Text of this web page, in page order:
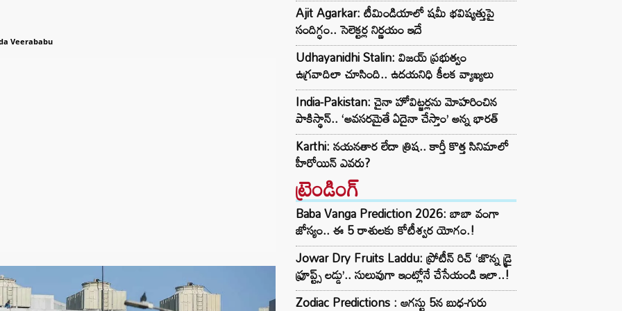
Veerababu
Ajit Agarkar: టీమిండియాలో షమీ భవిష్యత్తుపై
సందిగ్ధం.. సెలెక్టర్ల నిర్ణయం ఇదే
Udhayanidhi Stalin: విజయ్ ప్రభుత్వం
ఉగ్రవాదిలా చూసింది.. ఉదయనిధి కీలక వ్యాఖ్యలు
India-Pakistan: చైనా హోవిట్జర్లను మోహరించిన
పాకిస్థాన్.. ‘అవసరమైతే ఏదైనా చేస్తాం’ అన్న భారత్
Karthi: నయనతార లేదా త్రిష.. కార్తీ కొత్త సినిమాలో
హీరోయిన్ ఎవరు?
ట్రెండింగ్‌
Baba Vanga Prediction 2026: బాబా వంగా
జోస్యం.. ఈ 5 రాశులకు కోటీశ్వర యోగం.!
Jowar Dry Fruits Laddu: ప్రోటీన్ రిచ్ ‘జొన్న డ్రై
ఫ్రూప్ట్స్ లడ్డు’.. సులువుగా ఇంట్లోనే చేసేయండి ఇలా..!
Zodiac Predictions : ఆగస్టు 5న బుధ-గురు